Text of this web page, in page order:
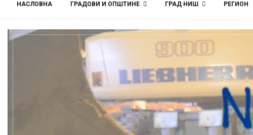
НАСЛОВНА ГРАДОВИ И ОПШТИНЕ ГРАД НИШ РЕГИОН